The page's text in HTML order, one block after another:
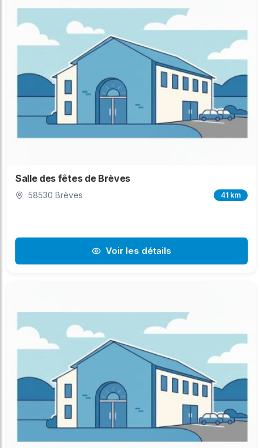
Salle des fêtes de Brèves
58530 Brèves 41 km
Voir les détails